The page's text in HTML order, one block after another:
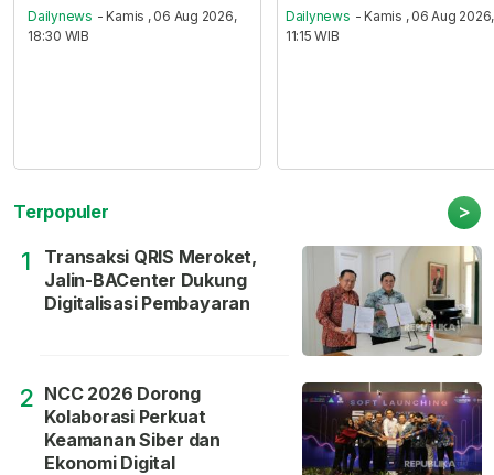
Dailynews - Kamis , 06 Aug 2026,
18:30 WIB
Dailynews - Kamis , 06 Aug 2026,
11:15 WIB
Terpopuler >
1
Transaksi QRIS Meroket,
Jalin-BACenter Dukung
Digitalisasi Pembayaran
2 NCC 2026 Dorong
Kolaborasi Perkuat
Keamanan Siber dan
Ekonomi Digital